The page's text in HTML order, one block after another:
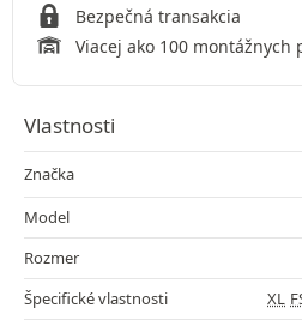
Bezpečná transakcia
Viacej ako 100 montážnych
Vlastnosti
Značka
Model
Rozmer
Špecifické vlastnosti XL